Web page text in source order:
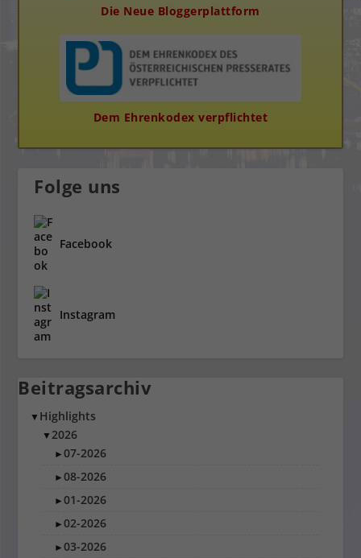
Die Neue Bloggerplattform
Dem Ehrenkodex verpflichtet
Folge uns
Facebook
Instagram
Beitragsarchiv
▼ Highlights
▼2026
►07-2026
►08-2026
►01-2026
►02-2026
►03-2026